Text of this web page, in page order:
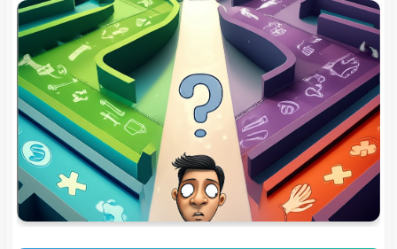
1세대/2세대: 10% ~ 20%
4세대: 30%
3대 항목 통합 연간 350만
회 제한